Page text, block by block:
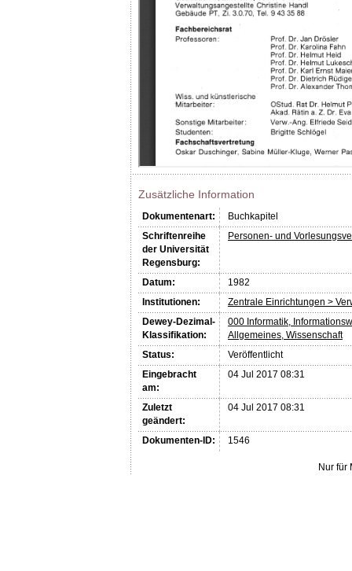
Zusätzliche Information
Dokumentenart:
Buchkapitel
Schriftenreihe
der Universität
Regensburg:
Personen- und
Datum:
1982
Institutionen:
Zentrale Einrichtungen >
Dewey-Dezimal-
Klassifikation:
000 Informatik,
Allgemeines, Wissenschaft
Status:
Veröffentlicht
Eingebracht
am:
04 Jul 2017 08:31
Zuletzt
geändert:
04 Jul 2017 08:31
Dokumenten-ID: 1546
Nur für